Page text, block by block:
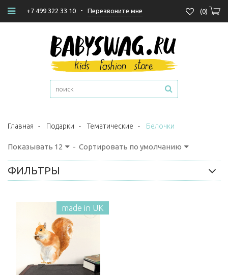
+7 499 322 33 10 - Перезвоните мне (0)
Главная - Подарки - Тематические - Белочки
Показывать 12 - Сортировать по умолчанию
ФИЛЬТРЫ
made in UK